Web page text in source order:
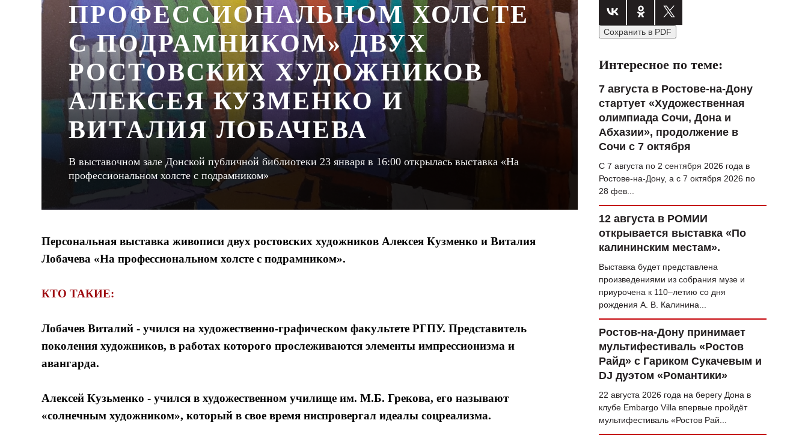
ХАЙП
ЧЕЛОВЕК ОСОБЕННЫЙ
АФИША
ЖУРНАЛ
ПРОФЕССИОНАЛЬНОМ ХОЛСТЕ
С ПОДРАМНИКОМ» ДВУХ
РОСТОВСКИХ ХУДОЖНИКОВ
АЛЕКСЕЯ КУЗМЕНКО И
ВИТАЛИЯ ЛОБАЧЕВА
В выставочном зале Донской публичной библиотеки 23 января в 16:00 открылась выставка «На
профессиональном холсте с подрамником»
Персональная выставка живописи двух ростовских художников Алексея Кузменко и Виталия
Лобачева «На профессиональном холсте с подрамником».
КТО ТАКИЕ:
Лобачев Виталий - учился на художественно-графическом факультете РГПУ. Представитель
поколения художников, в работах которого прослеживаются элементы импрессионизма и
авангарда.
Алексей Кузьменко - учился в художественном училище им. М.Б. Грекова, его называют
«солнечным художником», который в свое время ниспровергал идеалы соцреализма.
Сохранить в PDF
Интересное по теме:
7 августа в Ростове-на-Дону
стартует «Художественная
олимпиада Сочи, Дона и
Абхазии», продолжение в
Сочи с 7 октября
С 7 августа по 2 сентября 2026 года в
Ростове-на-Дону, а с 7 октября 2026 по
28 фев...
12 августа в РОМИИ
открывается выставка «По
калининским местам».
Выставка будет представлена
произведениями из собрания музе и
приурочена к 110–летию со дня
рождения А. В. Калинина...
Ростов-на-Дону принимает
мультифестиваль «Ростов
Райд» с Гариком Сукачевым и
DJ дуэтом «Романтики»
22 августа 2026 года на берегу Дона в
клубе Embargo Villa впервые пройдёт
мультифестиваль «Ростов Рай...